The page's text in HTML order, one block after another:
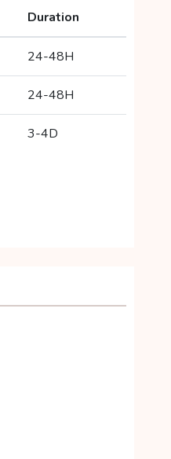
Duration
24-48H
24-48H
3-4D